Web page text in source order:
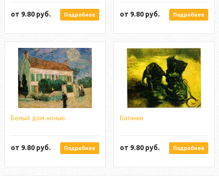
от 9.80 руб. Подробнее от 9.80 руб. Подробнее
Белый дом ночью
от 9.80 руб. Подробнее
Ботинки
от 9.80 руб. Подробнее